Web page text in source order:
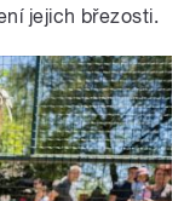
jejich březosti.